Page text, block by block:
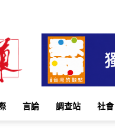
言論 調查站 社會